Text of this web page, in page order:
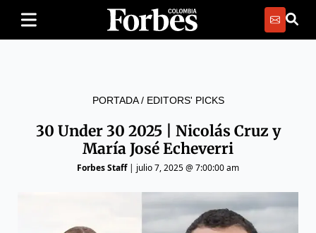
PORTADA/ EDITORS' PICKS
30 Under 30 2025 | Nicolás Cruz y
María José Echeverri
Forbes Staff| julio 7, 2025 @ 7:00:00 am